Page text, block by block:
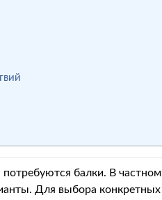
балки. В частном
Для выбора конкретных